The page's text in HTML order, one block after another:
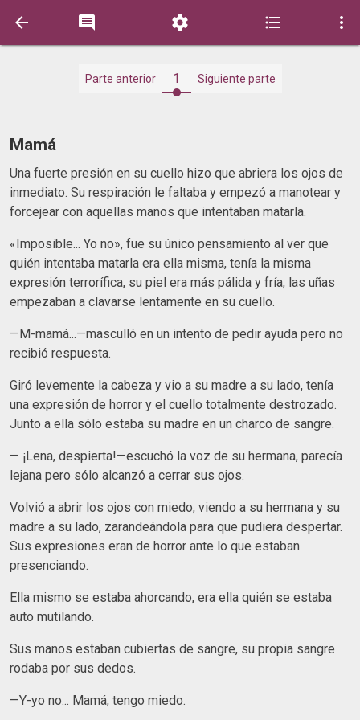
    
Parte anterior 1 Siguiente parte
Mamá
Una fuerte presión en su cuello hizo que abriera los ojos de
inmediato. Su respiración le faltaba y empezó a manotear y
forcejear con aquellas manos que intentaban matarla.
«Imposible... Yo no», fue su único pensamiento al ver que
quién intentaba matarla era ella misma, tenía la misma
expresión terrorífica, su piel era más pálida y fría, las uñas
empezaban a clavarse lentamente en su cuello.
—M-mamá...—masculló en un intento de pedir ayuda pero no
recibió respuesta.
Giró levemente la cabeza y vio a su madre a su lado, tenía
una expresión de horror y el cuello totalmente destrozado.
Junto a ella sólo estaba su madre en un charco de sangre.
— ¡Lena, despierta!—escuchó la voz de su hermana, parecía
lejana pero sólo alcanzó a cerrar sus ojos.
Volvió a abrir los ojos con miedo, viendo a su hermana y su
madre a su lado, zarandeándola para que pudiera despertar.
Sus expresiones eran de horror ante lo que estaban
presenciando.
Ella mismo se estaba ahorcando, era ella quién se estaba
auto mutilando.
Sus manos estaban cubiertas de sangre, su propia sangre
rodaba por sus dedos.
—Y-yo no... Mamá, tengo miedo.